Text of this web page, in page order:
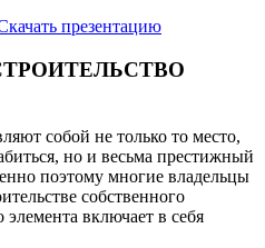
презентацию
собой не только то место,
но и весьма престижный
поэтому многие владельцы
собственного
элемента включает в себя